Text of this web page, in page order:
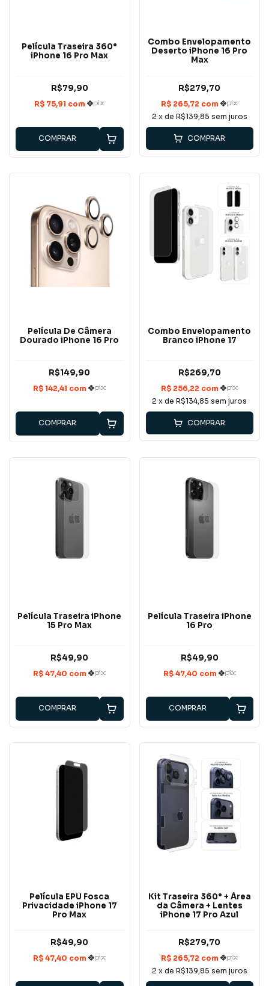
Película Traseira 360°
iPhone 16 Pro Max
R$79,90
COMPRAR
Combo Envelopamento
Deserto iPhone 16 Pro
Max
R$279,70
2 x de R$139,85 sem juros
COMPRAR
Película De Câmera
Dourado iPhone 16 Pro
R$149,90
COMPRAR
Combo Envelopamento
Branco iPhone 17
R$269,70
2 x deR$134,85 sem juros
COMPRAR
Película Traseira iPhone
15 Pro Max
R$49,90
COMPRAR
Película Traseira iPhone
16 Pro
R$49,90
COMPRAR
Película EPU Fosca
Privacidade iPhone 17
Pro Max
R$49,90
Kit Traseira 360° + Área
da Câmera + Lentes
iPhone 17 Pro Azul
R$279,70
2 x de R$139,85 sem juros